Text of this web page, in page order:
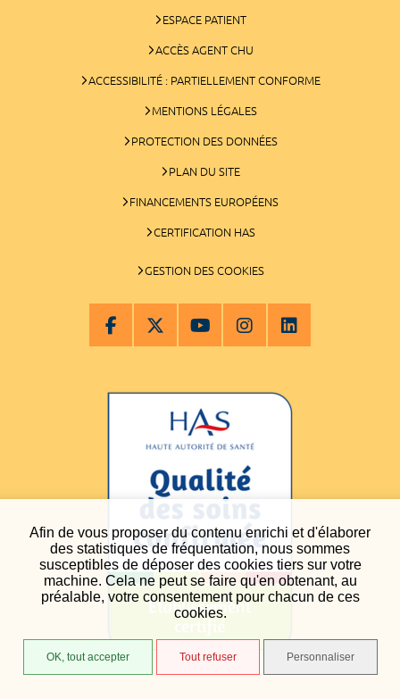
Afin de vous proposer du contenu enrichi et d'élaborer
des statistiques de fréquentation, nous sommes
susceptibles de déposer des cookies tiers sur votre
machine. Cela ne peut se faire qu'en obtenant, au
préalable, votre consentement pour chacun de ces
cookies.
OK, tout accepter Tout refuser Personnaliser
ESPACE PATIENT
ACCÈS AGENT CHU
ACCESSIBILITÉ : PARTIELLEMENT CONFORME
MENTIONS LÉGALES
PROTECTION DES DONNÉES
PLAN DU SITE
FINANCEMENTS EUROPÉENS
CERTIFICATION HAS
GESTION DES COOKIES